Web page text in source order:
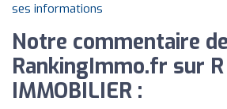
ses informations
Notre commentaire de
RankingImmo.fr sur
IMMOBILIER :